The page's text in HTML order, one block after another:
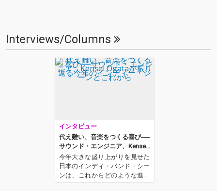
Interviews/Columns
インタビュー
代え難い、音楽をつくる喜び──
サウンド・エンジニア、Kensei
Ogataが振り返る今年のインデ
ィー・シーンとこれから
今年大きな盛り上がりを見せた
日本のインディ・バンド・シー
ンは、これからどのような進化
を遂げるのだろうか──。雪国、